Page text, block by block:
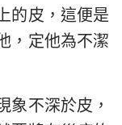
的皮，這便是
，定他為不潔
象不深於皮，